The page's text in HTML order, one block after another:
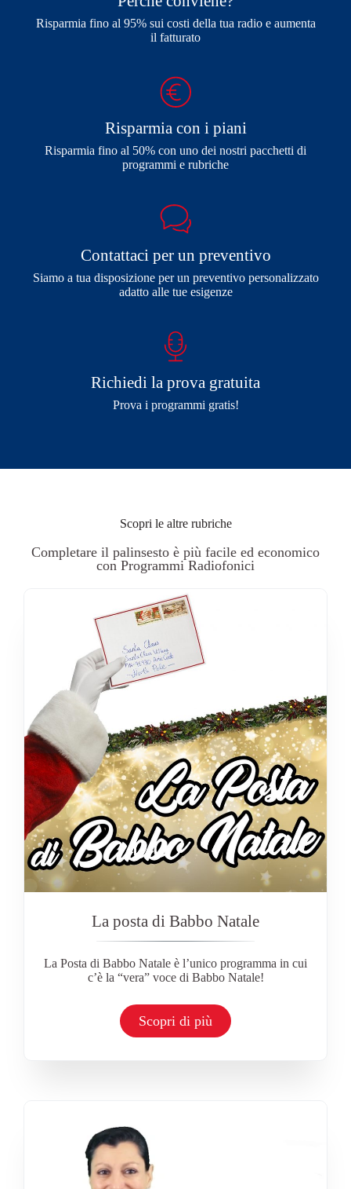
Risparmia fino al 95% sui costi della tua radio e aumenta
il fatturato
Risparmia con i piani
Risparmia fino al 50% con uno dei nostri pacchetti di
programmi e rubriche
Contattaci per un preventivo
Siamo a tua disposizione per un preventivo personalizzato
adatto alle tue esigenze
Richiedi la prova gratuita
Prova i programmi gratis!
Scopri le altre rubriche
Completare il palinsesto è più facile ed economico
con Programmi Radiofonici
La posta di Babbo Natale
La Posta di Babbo Natale è l’unico programma in cui
c’è la “vera” voce di Babbo Natale!
Scopri di più